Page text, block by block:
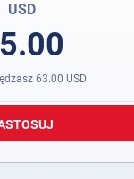
USD
63.00 USD